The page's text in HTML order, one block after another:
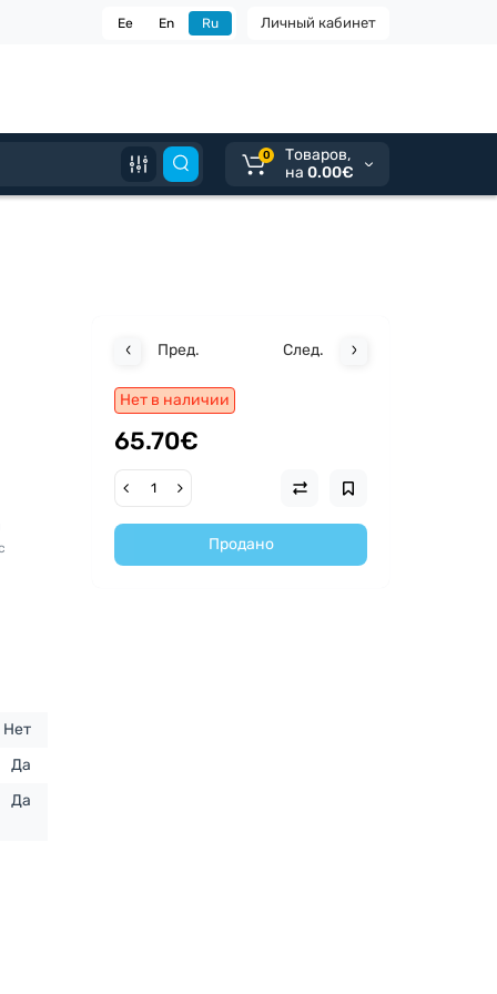
Личный кабинет
Ee En Ru
0
Tоваров,
на 0.00€
Нет
Да
Да
Пред. След.
Нет в наличии
65.70€
Продано